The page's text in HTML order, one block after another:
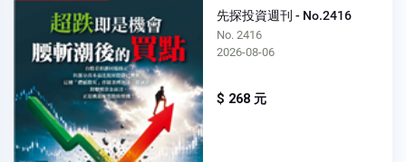
先探投資週刊 - No.2416
No. 2416
2026-08-06
$ 268 元